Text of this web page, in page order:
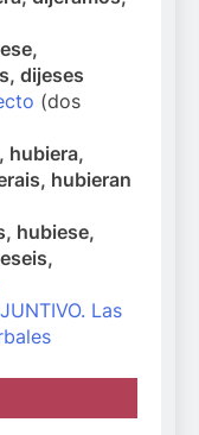
dijeses
(dos
hubiera,
hubieran
hubiese,
Las